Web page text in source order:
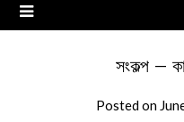
সংকল্প –
Posted on